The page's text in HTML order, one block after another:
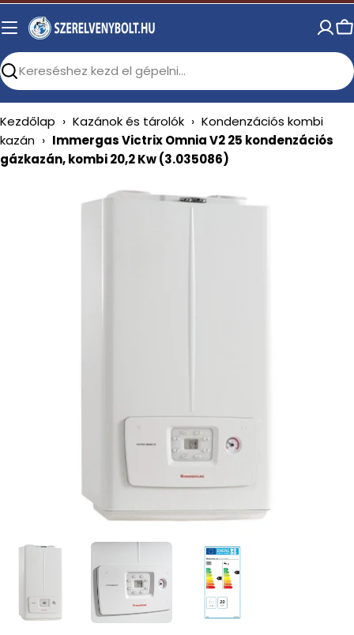
Skip
to
Search
Kezdőlap › Kazánok és tárolók › Kondenzációs kombi
kazán › Immergas Victrix Omnia V2 25 kondenzációs
gázkazán, kombi 20,2 Kw (3.035086)